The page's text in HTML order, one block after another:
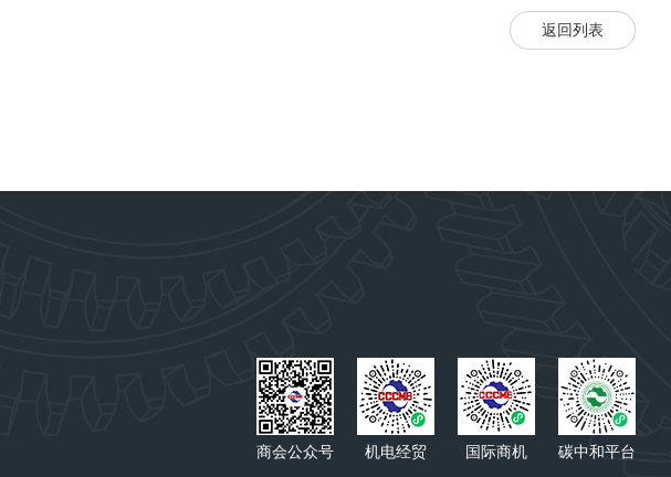
返回列表
商会公众号 机电经贸 国际商机 碳中和平台